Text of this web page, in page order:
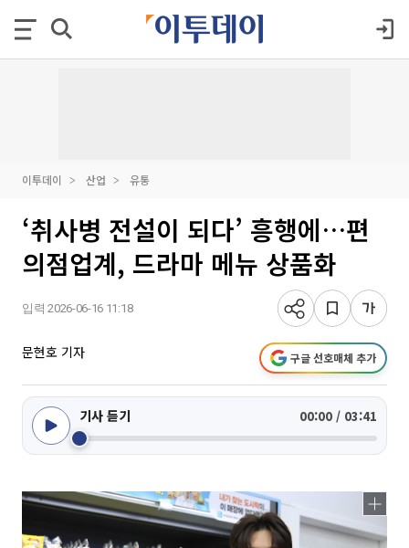
이투데이 산업 유통
‘취사병 전설이 되다’ 흥행에…편
의점업계, 드라마 메뉴 상품화
입력 2026-06-16 11:18
문현호 기자 구글 선호매체 추가
기사 듣기 00:00 / 03:41